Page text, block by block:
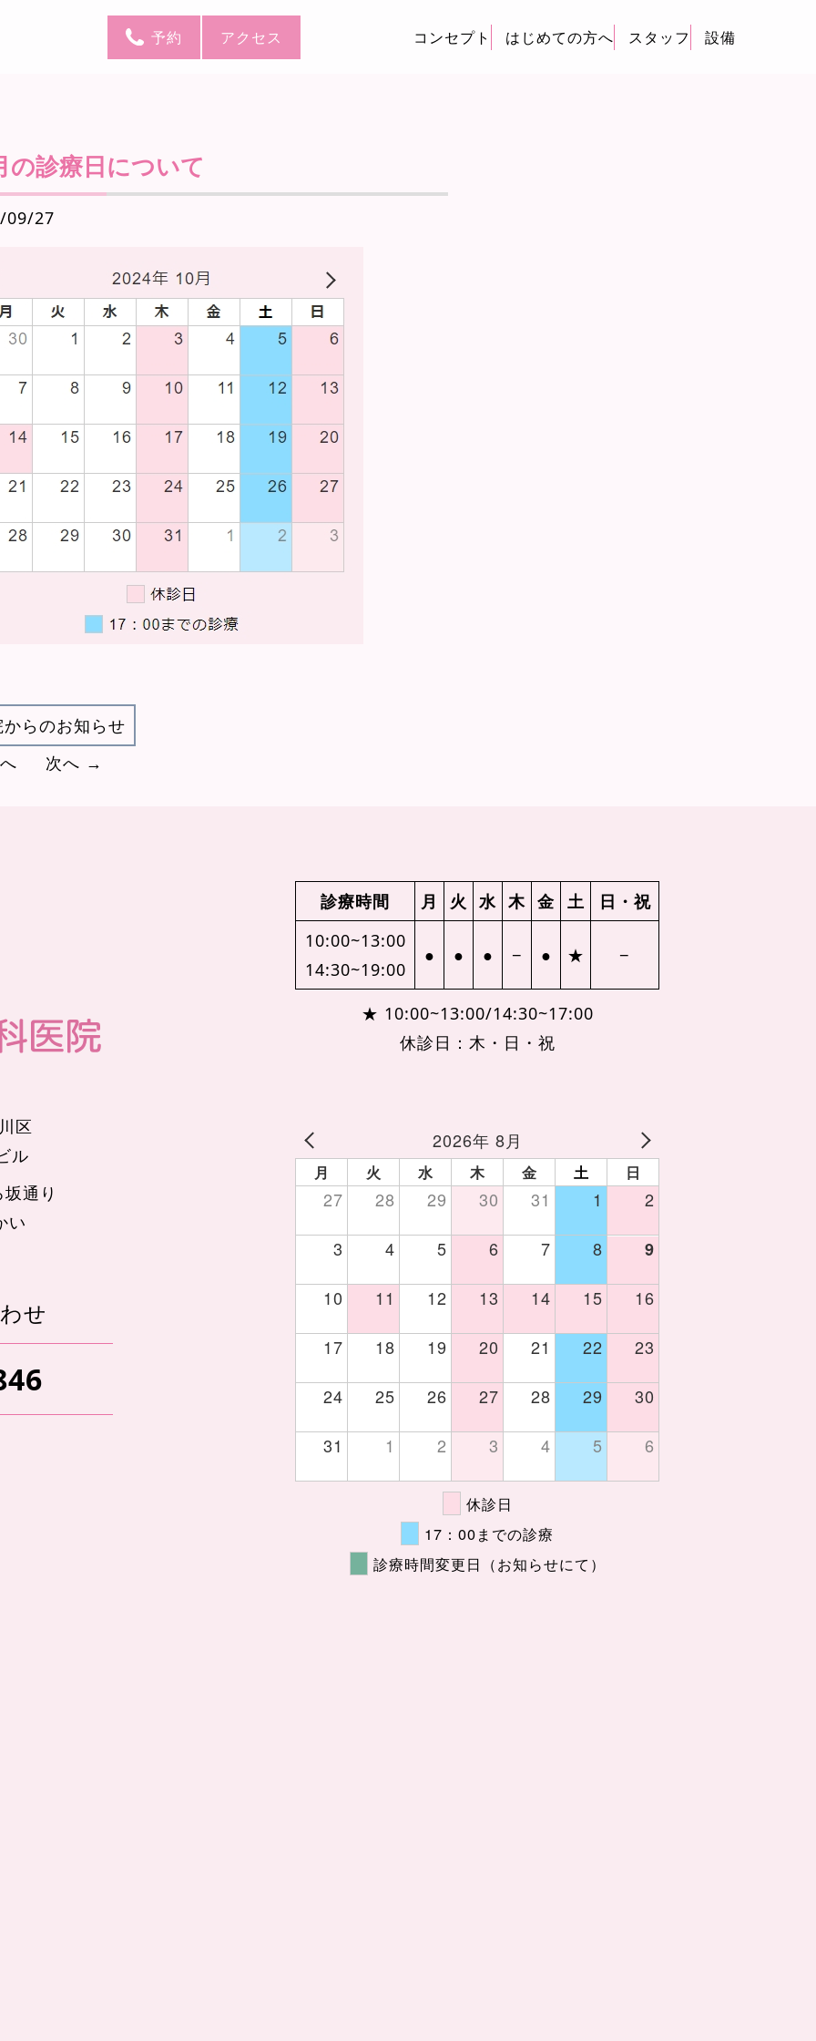
予約 アクセス コンセプト はじめての方へ スタッフ 設備
の診療日について
09/27
からのお知らせ
次へ →
区
ル
通り
い
せ
診療時間 月 火 水 木 金 土
日・祝
10:00~13:00
14:30~19:00
● ● ● − ● ★ −
★ 10:00~13:00/14:30~17:00
休診日：木・日・祝
2026年 8月
月 火 水 木 金 土 日
27 28 29 30 31 1 2
3 4 5 6 7 8 9
10 11 12 13 14 15 16
17 18 19 20 21 22 23
24 25 26 27 28 29 30
31 1 2 3 4 5 6
休診日
17：00までの診療
診療時間変更日（お知らせにて）